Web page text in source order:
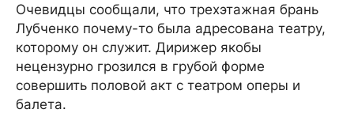
Очевидцы сообщали, что трехэтажная брань
Лубченко почему-то была адресована театру,
которому он служит. Дирижер якобы
нецензурно грозился в грубой форме
совершить половой акт с театром оперы и
балета.